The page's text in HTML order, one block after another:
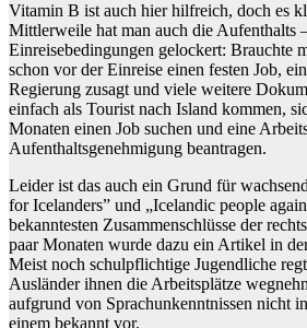
Vitamin B ist auch hier hilfreich, doch es
Mittlerweile hat man auch die Aufenthalts
Einreisebedingungen gelockert: Brauchte
schon vor der Einreise einen festen Job,
Regierung zusagt und viele weitere
einfach als Tourist nach Island kommen,
Monaten einen Job suchen und eine
Aufenthaltsgenehmigung beantragen.
Leider ist das auch ein Grund für
for Icelanders” und „Icelandic people
bekanntesten Zusammenschlüsse der
paar Monaten wurde dazu ein Artikel in
Meist noch schulpflichtige Jugendliche
Ausländer ihnen die Arbeitsplätze
aufgrund von Sprachunkenntnissen nicht
einem bekannt vor.